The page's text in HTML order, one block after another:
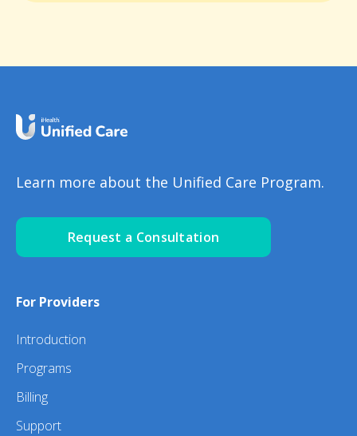
Learn more about the Unified Care Program.
Request a Consultation
For Providers
Introduction
Programs
Billing
Support